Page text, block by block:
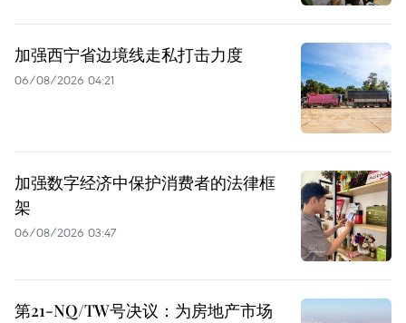
加强西宁省边境线走私打击力度
06/08/2026 04:21
加强数字经济中保护消费者的法律框
架
06/08/2026 03:47
第21-NQ/TW号决议：为房地产市场